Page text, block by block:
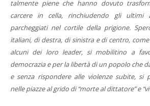
talmente piene che hanno dovuto
carcere in cella, rinchiudendo gli ultimi
parcheggiati nel cortile della prigione.
italiani, di destra, di sinistra e di centro,
alcuni dei loro leader, si mobilitino a
democrazia e per la libertà di un popolo che
e senza rispondere alle violenze subite, si
nelle piazze al grido di “morte al dittatore” e